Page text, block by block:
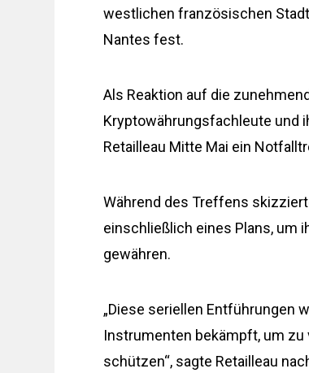
westlichen französischen
Nantes fest.
Als Reaktion auf die
Kryptowährungsfachleute und
Retailleau Mitte Mai ein
Während des Treffens
einschließlich eines Plans, um
gewähren.
„Diese seriellen Entführungen
Instrumenten bekämpft, um zu
schützen“, sagte Retailleau